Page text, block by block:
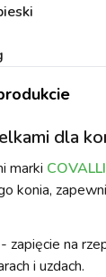
SIĘ NA
dla
marki
konia,
- zapięcie na
i uzdach.